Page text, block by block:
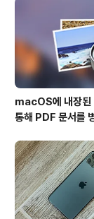
macOS에 내장된
통해 PDF 문서를